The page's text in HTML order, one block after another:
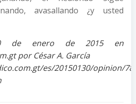
avasallando ¿y usted
de enero de 2015 en
por César A. García
es/20150130/opinion/